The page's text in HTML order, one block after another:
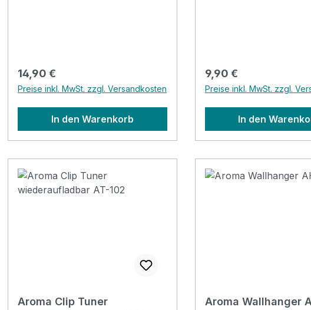
Regulärer Preis:
14,90 €
Preise inkl. MwSt. zzgl. Versandkosten
In den Warenkorb
Regulärer Preis:
9,90 €
Preise inkl. MwSt. zzgl.
In den
Aroma Clip Tuner
Aroma Wallhanger